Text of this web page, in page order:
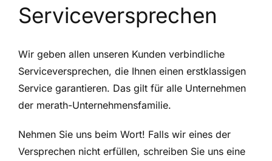
Kontakt
Serviceversprechen
Wir geben allen unseren Kunden verbindliche
Serviceversprechen, die Ihnen einen erstklassigen
Service garantieren. Das gilt für alle Unternehmen
der merath-Unternehmensfamilie.
Nehmen Sie uns beim Wort! Falls wir eines der
Versprechen nicht erfüllen, schreiben Sie uns eine